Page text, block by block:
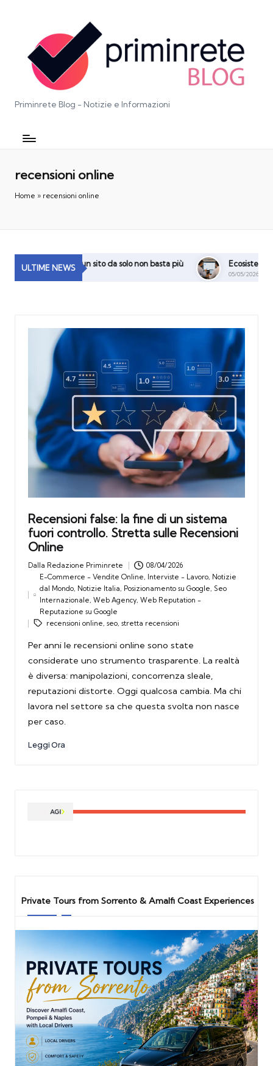
Priminrete Blog - Notizie e Informazioni
recensioni online
Home » recensioni online
ULTIME NEWS
digitale: perché un sito da solo non basta più Ecosistema
05/05/2026
Recensioni false: la fine di un sistema
fuori controllo. Stretta sulle Recensioni
Online
Posted
Dalla Redazione Priminrete 08/04/2026
Posted
E-Commerce - Vendite Online, Interviste - Lavoro, Notizie
dal Mondo, Notizie Italia, Posizionamento su Google,Seo
Internazionale,Web Agency,Web Reputation -
Reputazione su Google
Tags:
recensioni online, seo, stretta recensioni
Per anni le recensioni online sono state
considerate uno strumento trasparente. La realtà
è diversa: manipolazioni, concorrenza sleale,
reputazioni distorte. Oggi qualcosa cambia. Ma chi
lavora nel settore sa che questa svolta non nasce
per caso.
Leggi Ora
Private Tours from Sorrento & Amalfi Coast Experiences